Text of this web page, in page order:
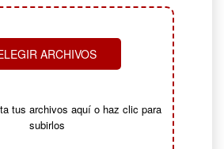
ARCHIVOS
tus archivos aquí o haz clic para
subirlos